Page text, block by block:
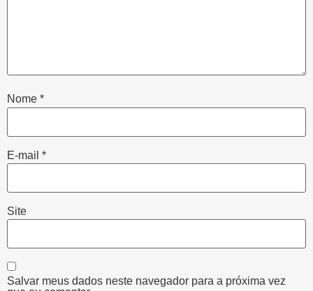
Nome *
E-mail *
Site
Salvar meus dados neste navegador para a próxima vez